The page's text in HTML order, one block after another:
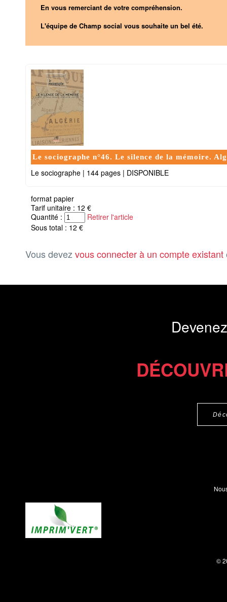
En vous remerciant de votre compréhension.
L'équipe de Champ social vous souhaite un bel été.
Le sociographe n°46. Le silence de la mémoire.
Le sociographe | 144 pages | DISPONIBLE
format papier
Tarif unitaire : 12 €
Quantité :
Retirer l'article
Sous total : 12 €
Vous devez vous connecter à un compte existant
©